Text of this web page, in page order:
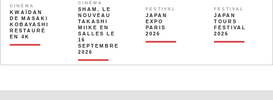
CINÉMA
KWAÏDAN
DE MASAKI
KOBAYASHI
RESTAURÉ
EN 4K
CINÉMA
SHAM, LE
NOUVEAU
TAKASHI
MIIKE EN
SALLES LE
16
SEPTEMBRE
2026
FESTIVAL
JAPAN
EXPO
PARIS
2026
FESTIVAL
JAPAN
TOURS
FESTIVAL
2026